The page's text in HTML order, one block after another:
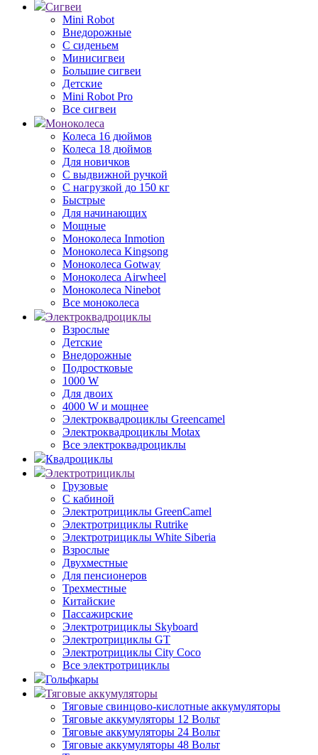
Сигвеи
Mini Robot
Внедорожные
С сиденьем
Минисигвеи
Большие сигвеи
Детские
Mini Robot Pro
Все сигвеи
Моноколеса
Колеса 16 дюймов
Колеса 18 дюймов
Для новичков
С выдвижной ручкой
С нагрузкой до 150 кг
Быстрые
Для начинающих
Мощные
Моноколеса Inmotion
Моноколеса Kingsong
Моноколеса Gotway
Моноколеса Airwheel
Моноколеса Ninebot
Все моноколеса
Электроквадроциклы
Взрослые
Детские
Внедорожные
Подростковые
1000 W
Для двоих
4000 W и мощнее
Электроквадроциклы Greencamel
Электроквадроциклы Motax
Все электроквадроциклы
Квадроциклы
Электротрициклы
Грузовые
С кабиной
Электротрициклы GreenCamel
Электротрициклы Rutrike
Электротрициклы White Siberia
Взрослые
Двухместные
Для пенсионеров
Трехместные
Китайские
Пассажирские
Электротрициклы Skyboard
Электротрициклы GT
Электротрициклы City Coco
Все электротрициклы
Гольфкары
Тяговые аккумуляторы
Тяговые свинцово-кислотные аккумуляторы
Тяговые аккумуляторы 12 Вольт
Тяговые аккумуляторы 24 Вольт
Тяговые аккумуляторы 48 Вольт